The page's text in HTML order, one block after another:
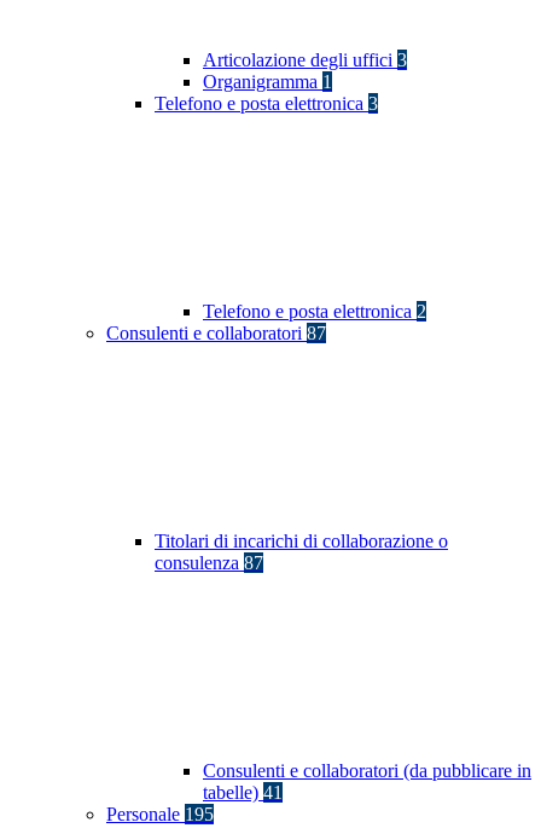
Articolazione degli uffici 3
Organigramma 1
Telefono e posta elettronica 3
Telefono e posta elettronica 2
Consulenti e collaboratori 87
Titolari di incarichi di collaborazione o
consulenza 87
Consulenti e collaboratori (da pubblicare in
tabelle) 41
Personale 195